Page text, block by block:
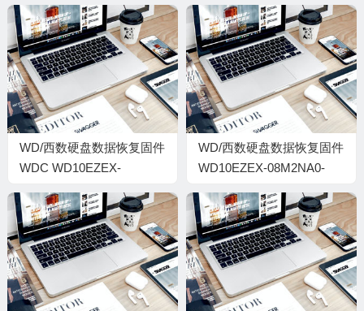
WD/西数硬盘数据恢复固件
WDC WD10EZEX-
WCC3F2507861-
0006002J-1578
WD/西数硬盘数据恢复固件
WD10EZEX-08M2NA0-
WMC3F0E2DK5T-
00060042-1578